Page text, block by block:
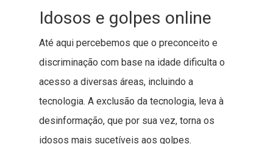
Idosos e golpes online
Até aqui percebemos que o preconceito e
discriminação com base na idade dificulta o
acesso a diversas áreas, incluindo a
tecnologia. A exclusão da tecnologia, leva à
desinformação, que por sua vez, torna os
idosos mais sucetíveis aos golpes.